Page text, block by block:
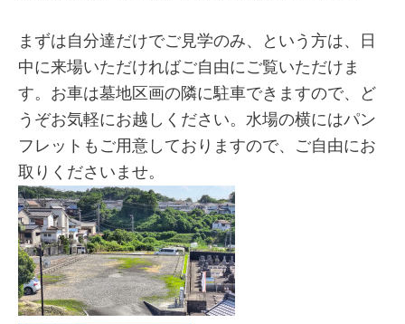
まずは自分達だけでご見学のみ、という方は、日
中に来場いただければご自由にご覧いただけま
す。お車は墓地区画の隣に駐車できますので、ど
うぞお気軽にお越しください。水場の横にはパン
フレットもご用意しておりますので、ご自由にお
取りくださいませ。